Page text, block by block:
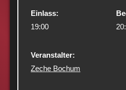
Einlass:
19:00
Veranstalter:
Zeche Bochum